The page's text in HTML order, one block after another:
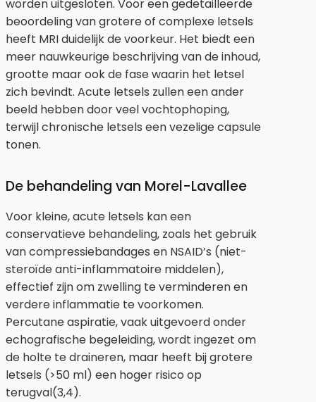
worden uitgesloten. Voor een gedetailleerde
beoordeling van grotere of complexe letsels
heeft MRI duidelijk de voorkeur. Het biedt een
meer nauwkeurige beschrijving van de inhoud,
grootte maar ook de fase waarin het letsel
zich bevindt. Acute letsels zullen een ander
beeld hebben door veel vochtophoping,
terwijl chronische letsels een vezelige capsule
tonen.
De behandeling van Morel-Lavallee
Voor kleine, acute letsels kan een
conservatieve behandeling, zoals het gebruik
van compressiebandages en NSAID’s (niet-
steroïde anti-inflammatoire middelen),
effectief zijn om zwelling te verminderen en
verdere inflammatie te voorkomen.
Percutane aspiratie, vaak uitgevoerd onder
echografische begeleiding, wordt ingezet om
de holte te draineren, maar heeft bij grotere
letsels (>50 ml) een hoger risico op
terugval(3,4).